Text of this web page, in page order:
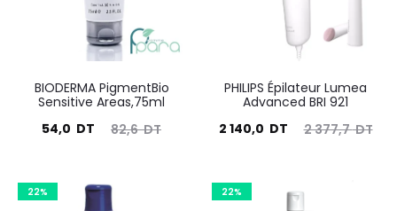
BIODERMA PigmentBio
Sensitive Areas,75ml
82,6DT
Le
initial
était :
54,0 DT
actuel
PHILIPS Épilateur Lumea
Advanced BRI 921
2 377,7DT
Le
initial
était :
2 140,0 DT
actuel
22% 22%